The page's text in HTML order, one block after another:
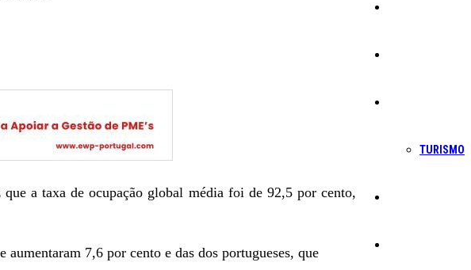
TURISMO
a taxa de ocupação global média foi de 92,5 por cento,
7,6 por cento e das dos portugueses, que